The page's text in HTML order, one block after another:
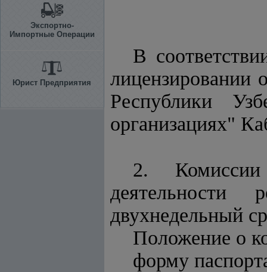
Экспортно-
Импортные Операции
Юрист Предприятия
В
лицензировании
Республики
организациях"
2.
деятельности
двухнедельный
Положение о
форму